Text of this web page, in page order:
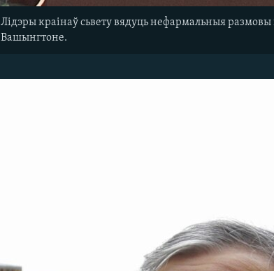
Лідэры краінаў сьвету вядуць нефармальныя
Вашынгтоне.